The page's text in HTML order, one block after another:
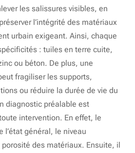
les salissures visibles, en
l’intégrité des matériaux
urbain exigeant. Ainsi, chaque
: tuiles en terre cuite,
ou béton. De plus, une
fragiliser les supports,
ou réduire la durée de vie du
diagnostic préalable est
intervention. En effet, le
l’état général, le niveau
porosité des matériaux. Ensuite, il